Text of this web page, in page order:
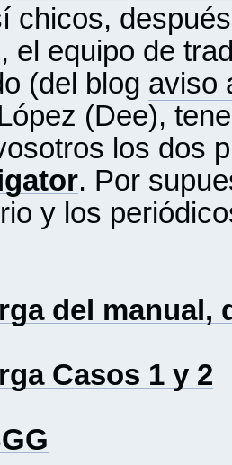
chicos,
el equipo de
(del blog aviso
(Dee),
los dos
. Por
y los
del manual,
Casos 1 y 2